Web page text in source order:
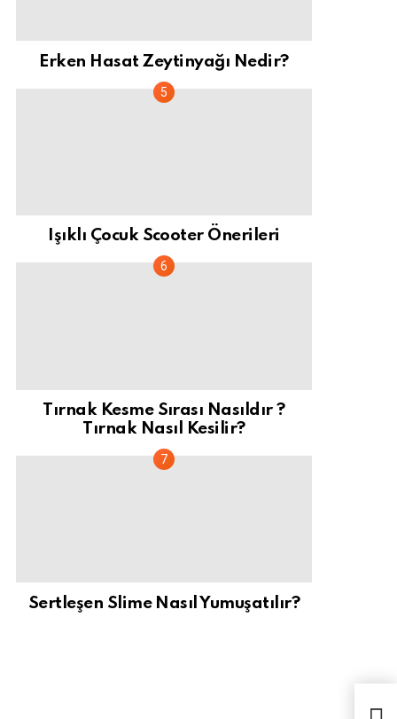
Erken Hasat Zeytinyağı Nedir?
Işıklı Çocuk Scooter Önerileri
Tırnak Kesme Sırası Nasıldır ?
Tırnak Nasıl Kesilir?
Sertleşen Slime Nasıl Yumuşatılır?